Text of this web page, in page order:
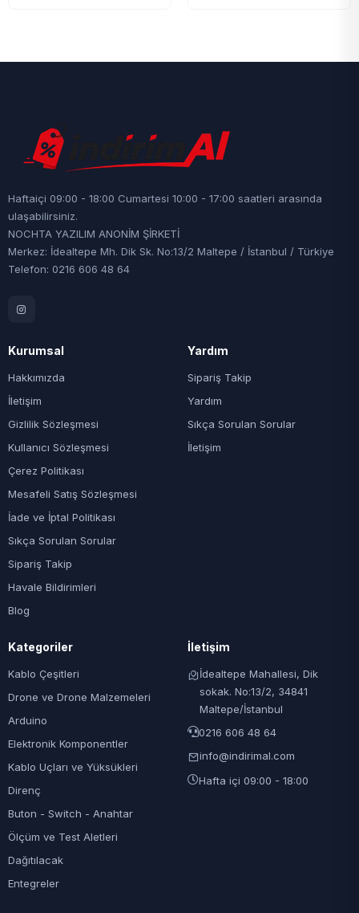
Haftaiçi 09:00 - 18:00 Cumartesi 10:00 - 17:00 saatleri arasında
ulaşabilirsiniz.
NOCHTA YAZILIM ANONİM ŞİRKETİ
Merkez: İdealtepe Mh. Dik Sk. No:13/2 Maltepe / İstanbul / Türkiye
Telefon: 0216 606 48 64
Kurumsal
Hakkımızda
İletişim
Gizlilik Sözleşmesi
Kullanıcı Sözleşmesi
Çerez Politikası
Mesafeli Satış Sözleşmesi
İade ve İptal Politikası
Sıkça Sorulan Sorular
Sipariş Takip
Havale Bildirimleri
Blog
Yardım
Sipariş Takip
Yardım
Sıkça Sorulan Sorular
İletişim
Kategoriler
Kablo Çeşitleri
Drone ve Drone Malzemeleri
Arduino
Elektronik Komponentler
Kablo Uçları ve Yüksükleri
Direnç
Buton - Switch - Anahtar
Ölçüm ve Test Aletleri
Dağıtılacak
Entegreler
İletişim
İdealtepe Mahallesi, Dik
sokak. No:13/2, 34841
Maltepe/İstanbul
0216 606 48 64
info@indirimal.com
Hafta içi 09:00 - 18:00